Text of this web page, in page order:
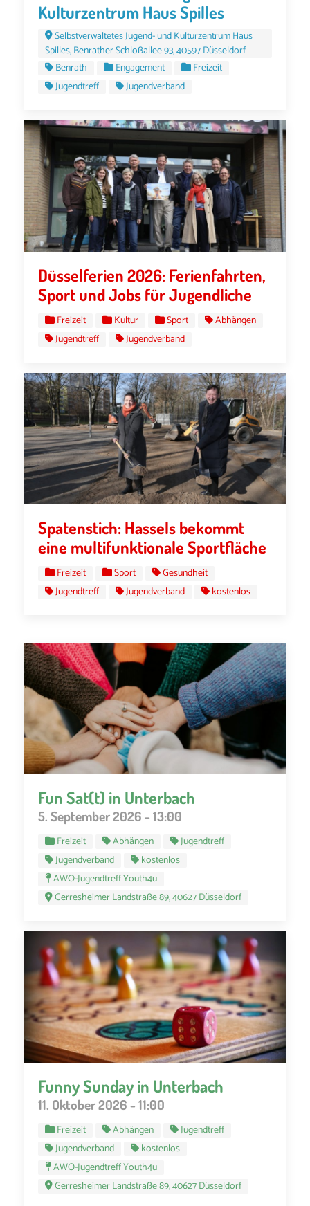
Kulturzentrum Haus Spilles
Selbstverwaltetes Jugend- und Kulturzentrum Haus
Spilles, Benrather Schloßallee 93, 40597 Düsseldorf
Benrath
Engagement
Freizeit
Jugendtreff
Jugendverband
Düsselferien 2026: Ferienfahrten,
Sport und Jobs für Jugendliche
Freizeit Kultur Sport
Abhängen
Jugendtreff
Jugendverband
Spatenstich: Hassels bekommt
eine multifunktionale Sportfläche
Freizeit Sport
Gesundheit
Jugendtreff
Jugendverband kostenlos
Fun Sat(t) in Unterbach
5. September 2026 - 13:00
Freizeit Abhängen
Jugendtreff
Jugendverband
kostenlos
AWO-Jugendtreff Youth4u
Gerresheimer Landstraße 89, 40627 Düsseldorf
Funny Sunday in Unterbach
11. Oktober 2026 - 11:00
Freizeit Abhängen
Jugendtreff
Jugendverband
kostenlos
AWO-Jugendtreff Youth4u
Gerresheimer Landstraße 89, 40627 Düsseldorf